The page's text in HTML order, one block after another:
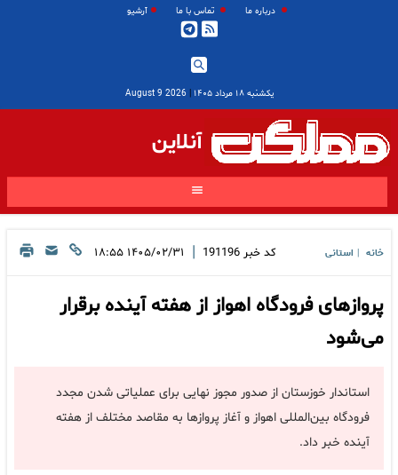
درباره ما تماس با ما آرشیو
یکشنبه ۱۸ مرداد ۱۴۰۵ |
2026 August 9
آنلاین
خانه استانی کد خبر 191196
| ۱۴۰۵/۰۲/۳۱ ۱۸:۵۵
پروازهای فرودگاه اهواز از هفته آینده برقرار
می‌شود
استاندار خوزستان از صدور مجوز نهایی برای عملیاتی شدن مجدد
فرودگاه بین‌المللی اهواز و آغاز پروازها به مقاصد مختلف از هفته
آینده خبر داد.